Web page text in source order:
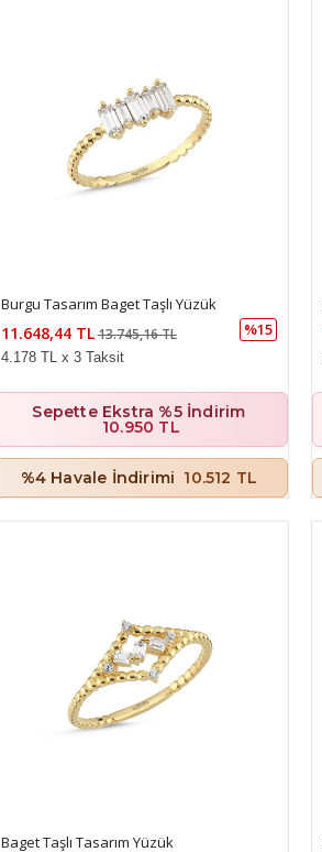
Burgu Tasarım Baget Taşlı Yüzük
11.648,44 TL13.745,16 TL %15
4.178 TL x 3 Taksit
Sepette Ekstra %5 İndirim
10.950 TL
%4 Havale İndirimi 10.512 TL
Baget Taşlı Tasarım Yüzük